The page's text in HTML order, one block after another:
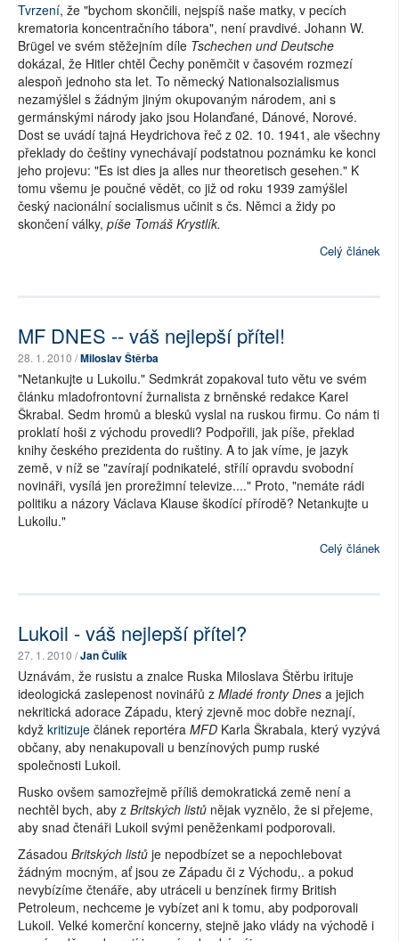
Tvrzení, že "bychom skončili, nejspíš naše matky, v pecích
krematoria koncentračního tábora", není pravdivé. Johann W.
Brügel ve svém stěžejním díle Tschechen und Deutsche
dokázal, že Hitler chtěl Čechy poněmčit v časovém rozmezí
alespoň jednoho sta let. To německý Nationalsozialismus
nezamýšlel s žádným jiným okupovaným národem, ani s
germánskými národy jako jsou Holanďané, Dánové, Norové.
Dost se uvádí tajná Heydrichova řeč z 02. 10. 1941, ale všechny
překlady do češtiny vynechávají podstatnou poznámku ke konci
jeho projevu: "Es ist dies ja alles nur theoretisch gesehen." K
tomu všemu je poučné vědět, co již od roku 1939 zamýšlel
český nacionální socialismus učinit s čs. Němci a židy po
skončení války, píše Tomáš Krystlík.
Celý článek
MF DNES -- váš nejlepší přítel!
28. 1. 2010 /Miloslav Štěrba
"Netankujte u Lukoilu." Sedmkrát zopakoval tuto větu ve svém
článku mladofrontovní žurnalista z brněnské redakce Karel
Škrabal. Sedm hromů a blesků vyslal na ruskou firmu. Co nám ti
proklatí hoši z východu provedli? Podpořili, jak píše, překlad
knihy českého prezidenta do ruštiny. A to jak víme, je jazyk
země, v níž se "zavírají podnikatelé, střílí opravdu svobodní
novináři, vysílá jen prorežimní televize...." Proto, "nemáte rádi
politiku a názory Václava Klause škodící přírodě? Netankujte u
Lukoilu."
Celý článek
Lukoil - váš nejlepší přítel?
27. 1. 2010 /Jan Čulík
Uznávám, že rusistu a znalce Ruska Miloslava Štěrbu irituje
ideologická zaslepenost novinářů z Mladé fronty Dnes a jejich
nekritická adorace Západu, který zjevně moc dobře neznají,
když kritizuje článek reportéra MFD Karla Škrabala, který vyzývá
občany, aby nenakupovali u benzínových pump ruské
společnosti Lukoil.
Rusko ovšem samozřejmě příliš demokratická země není a
nechtěl bych, aby z Britských listů nějak vyznělo, že si přejeme,
aby snad čtenáři Lukoil svými peněženkami podporovali.
Zásadou Britských listů je nepodbízet se a nepochlebovat
žádným mocným, ať jsou ze Západu či z Východu,. a pokud
nevybízíme čtenáře, aby utráceli u benzínek firmy British
Petroleum, nechceme je vybízet ani k tomu, aby podporovali
Lukoil. Velké komerční koncerny, stejně jako vlády na východě i